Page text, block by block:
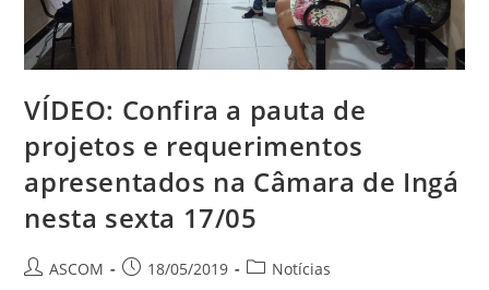
VÍDEO: Confira a pauta de
projetos e requerimentos
apresentados na Câmara de Ingá
nesta sexta 17/05
ASCOM 18/05/2019 Notícias